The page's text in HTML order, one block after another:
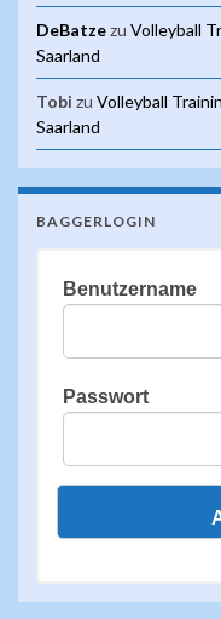
DeBatzezu Volleyball
Saarland
Tobi zu Volleyball
Saarland
BAGGERLOGIN
Benutzername
Passwort